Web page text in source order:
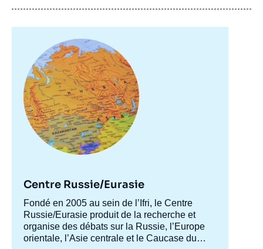
principale
Centre Russie/Eurasie
Accroche
centre
Fondé en 2005 au sein de l’Ifri, le Centre
Russie/Eurasie produit de la recherche et
organise des débats sur la Russie, l’Europe
orientale, l’Asie centrale et le Caucase du
Image
de
couverture
de
la
publication
le secteur agricole russe ? », Études,
Russie.Eurasie.Reports, Ifri, 31 décembre
2012.
Copier